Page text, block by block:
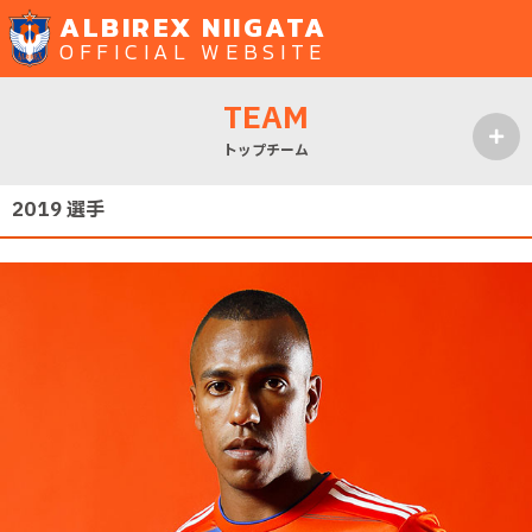
ALBIREX NIIGATA
OFFICIAL WEBSITE
TEAM
トップチーム
2019 選手